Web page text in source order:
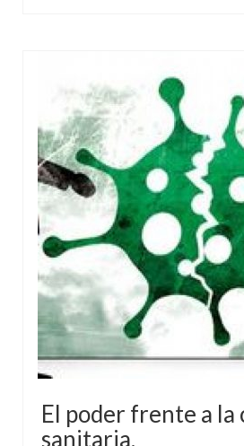
El poder frente a la
sanitaria.